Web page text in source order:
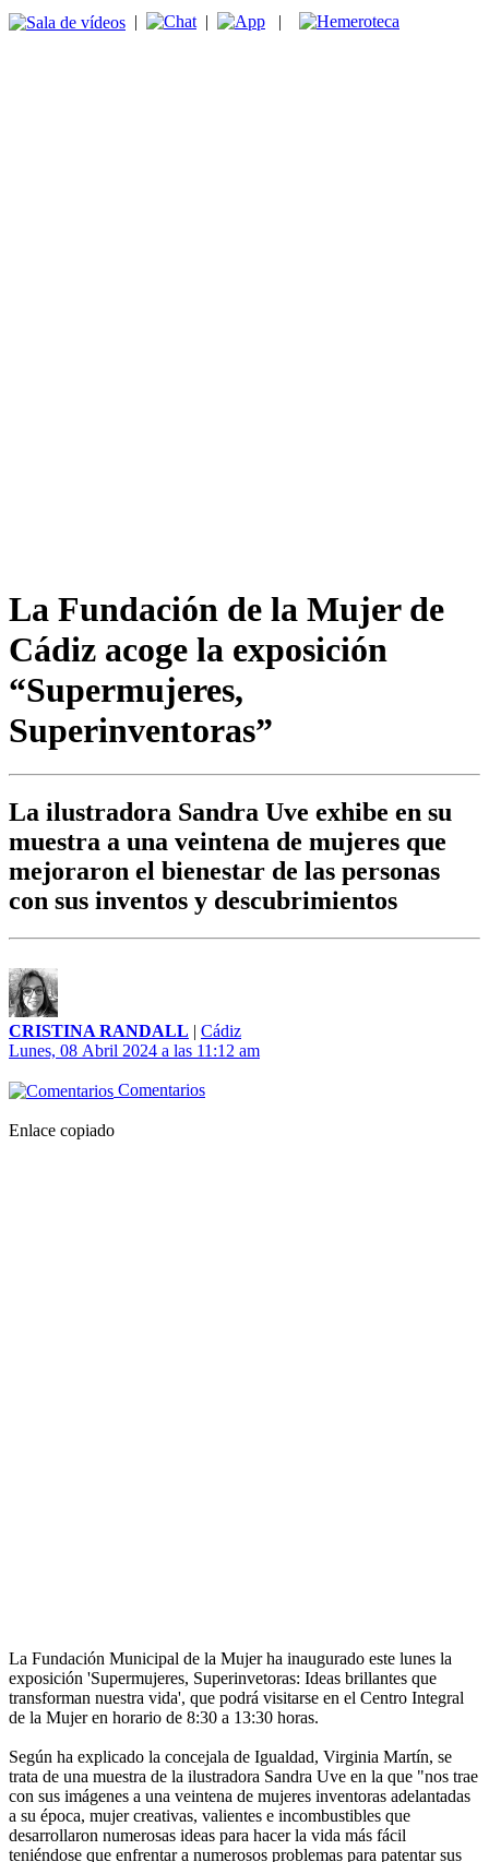
| | |
La Fundación de la Mujer de
Cádiz acoge la exposición
“Supermujeres,
Superinventoras”
La ilustradora Sandra Uve exhibe en su
muestra a una veintena de mujeres que
mejoraron el bienestar de las personas
con sus inventos y descubrimientos
CRISTINA RANDALL | Cádiz
Lunes, 08 Abril 2024 a las 11:12 am
Comentarios
Enlace copiado
La Fundación Municipal de la Mujer ha inaugurado este lunes la
exposición 'Supermujeres, Superinvetoras: Ideas brillantes que
transforman nuestra vida', que podrá visitarse en el Centro Integral
de la Mujer en horario de 8:30 a 13:30 horas.
Según ha explicado la concejala de Igualdad, Virginia Martín, se
trata de una muestra de la ilustradora Sandra Uve en la que "nos trae
con sus imágenes a una veintena de mujeres inventoras adelantadas
a su época, mujer creativas, valientes e incombustibles que
desarrollaron numerosas ideas para hacer la vida más fácil
teniéndose que enfrentar a numerosos problemas para patentar sus